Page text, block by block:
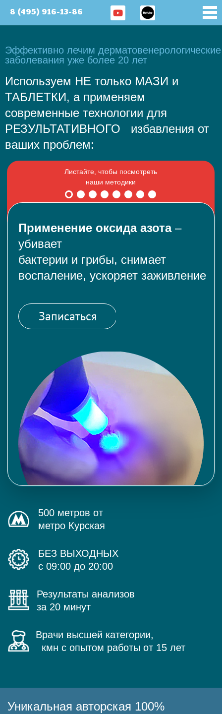
8 (495) 916-13-86
Эффективно лечим дерматовенерологические
заболевания уже более 20 лет
Используем НЕ только МАЗИ и
ТАБЛЕТКИ, а применяем
современные технологии для
РЕЗУЛЬТАТИВНОГО избавления от
ваших проблем:
Применение оксида азота–
убивает
бактерии и грибы, снимает
воспаление, ускоряет заживление
Записаться
500 метров от
метро Курская
БЕЗ ВЫХОДНЫХ
с 09:00 до 20:00
Результаты анализов
за 20 минут
Врачи высшей категории,
кмн с опытом работы от 15 лет
Уникальная авторская 100%